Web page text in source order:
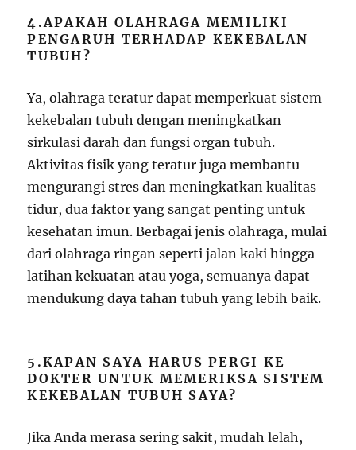
4.APAKAH OLAHRAGA MEMILIKI
PENGARUH TERHADAP KEKEBALAN
TUBUH?
Ya, olahraga teratur dapat memperkuat sistem
kekebalan tubuh dengan meningkatkan
sirkulasi darah dan fungsi organ tubuh.
Aktivitas fisik yang teratur juga membantu
mengurangi stres dan meningkatkan kualitas
tidur, dua faktor yang sangat penting untuk
kesehatan imun. Berbagai jenis olahraga, mulai
dari olahraga ringan seperti jalan kaki hingga
latihan kekuatan atau yoga, semuanya dapat
mendukung daya tahan tubuh yang lebih baik.
5.KAPAN SAYA HARUS PERGI KE
DOKTER UNTUK MEMERIKSA SISTEM
KEKEBALAN TUBUH SAYA?
Jika Anda merasa sering sakit, mudah lelah,